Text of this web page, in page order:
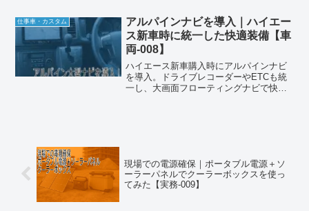
仕事車・カスタム
アルパインナビを導入｜ハイエー
ス新車時に統一した快適装備【車
両-008】
ハイエース新車購入時にアルパインナビ
を導入。ドライブレコーダーやETCも統
一し、大画面フローティングナビで快適
現場での電源確保｜ポータブル電源＋ソ
ーラーパネルでクーラーボックスを使っ
てみた【実務-009】